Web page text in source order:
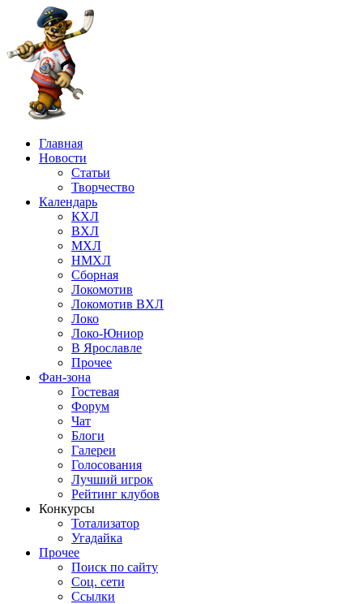
Главная
Новости
Статьи
Творчество
Календарь
КХЛ
ВХЛ
МХЛ
НМХЛ
Сборная
Локомотив
Локомотив ВХЛ
Локо
Локо-Юниор
В Ярославле
Прочее
Фан-зона
Гостевая
Форум
Чат
Блоги
Галереи
Голосования
Лучший игрок
Рейтинг клубов
Конкурсы
Тотализатор
Угадайка
Прочее
Поиск по сайту
Соц. сети
Ссылки